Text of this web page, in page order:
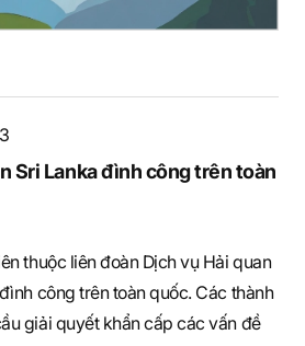
Sri Lanka đình công trên toàn
thuộc liên đoàn Dịch vụ Hải quan
công trên toàn quốc. Các thành
giải quyết khẩn cấp các vấn đề